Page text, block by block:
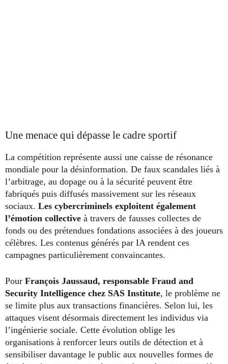
Une menace qui dépasse le cadre sportif
La compétition représente aussi une caisse de résonance
mondiale pour la désinformation. De faux scandales liés à
l’arbitrage, au dopage ou à la sécurité peuvent être
fabriqués puis diffusés massivement sur les réseaux
sociaux. Les cybercriminels exploitent également
l’émotion collective à travers de fausses collectes de
fonds ou des prétendues fondations associées à des joueurs
célèbres. Les contenus générés par IA rendent ces
campagnes particulièrement convaincantes.
Pour François Jaussaud, responsable Fraud and
Security Intelligence chez SAS Institute, le problème ne
se limite plus aux transactions financières. Selon lui, les
attaques visent désormais directement les individus via
l’ingénierie sociale. Cette évolution oblige les
organisations à renforcer leurs outils de détection et à
sensibiliser davantage le public aux nouvelles formes de